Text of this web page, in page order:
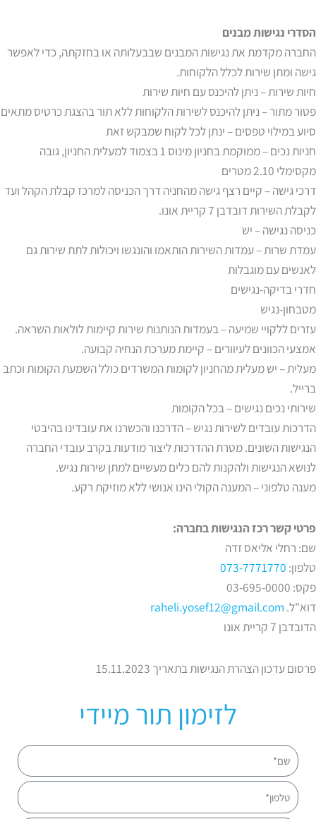
הסדרי נגישות מבנים
החברה מקדמת את נגישות המבנים שבבעלותה או בחזקתה, כדי לאפשר
גישה ומתן שירות לכלל הלקוחות.
חיות שירות – ניתן להיכנס עם חיות שירות
פטור מתור – ניתן להיכנס לשירות הלקוחות ללא תור בהצגת כרטיס מתאים
סיוע במילוי טפסים – ינתן לכל לקוח שמבקש זאת
חניות נכים – ממוקמת בחניון מינוס 1 בצמוד למעלית החניון, גובה
מקסימלי 2.10 מטרים
דרכי גישה – קיים רצף גישה מהחניה דרך הכניסה למרכז קבלת הקהל ועד
לקבלת השירות דובדבן 7 קריית אונו.
כניסה נגישה – יש
עמדת שרות – עמדות השירות הותאמו והונגשו ויכולות לתת שירות גם
לאנשים עם מוגבלות
חדרי בדיקה-נגישים
מטבחון-נגיש
עזרים ללקויי שמיעה – בעמדות הנותנות שירות קיימות לולאות השראה.
אמצעי הכוונים לעיוורים – קיימת מערכת הנחיה קבועה.
מעלית – יש מעלית מהחניון לקומות המשרדים כולל השמעת הקומות וכתב
ברייל.
שירותי נכים נגישים – בכל הקומות
הדרכות עובדים לשירות נגיש – הדרכנו והכשרנו את עובדינו בהיבטי
הנגישות השונים. מטרת ההדרכות ליצור מודעות בקרב עובדי החברה
לנושא הנגישות ולהקנות להם כלים מעשיים למתן שירות נגיש.
מענה טלפוני – המענה הקולי הינו אנושי ללא מוזיקת רקע.
פרטי קשר רכז הנגישות בחברה:
שם: רחלי אליאס זדה
טלפון: 073-7771770
פקס: 03-695-0000
דוא"ל. raheli.yosef12@gmail.com
הדובדבן 7 קריית אונו
פרסום עדכון הצהרת הנגישות בתאריך 15.11.2023
לזימון תור מיידי
שם
טלפון